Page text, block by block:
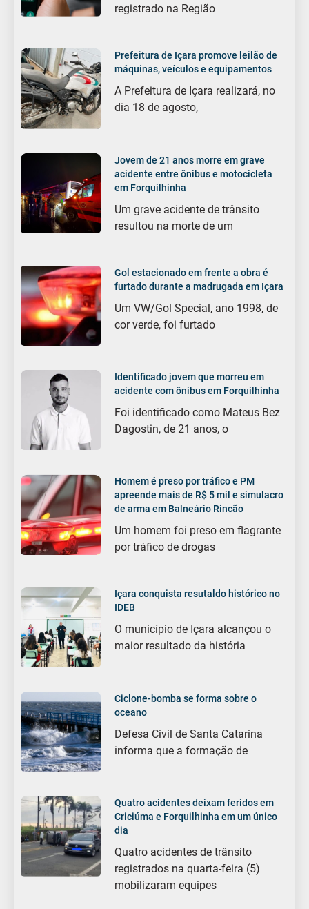
registrado na Região
Prefeitura de Içara promove leilão de
máquinas, veículos e equipamentos
A Prefeitura de Içara realizará, no
dia 18 de agosto,
Jovem de 21 anos morre em grave
acidente entre ônibus e motocicleta
em Forquilhinha
Um grave acidente de trânsito
resultou na morte de um
Gol estacionado em frente a obra é
furtado durante a madrugada em Içara
Um VW/Gol Special, ano 1998, de
cor verde, foi furtado
Identificado jovem que morreu em
acidente com ônibus em Forquilhinha
Foi identificado como Mateus Bez
Dagostin, de 21 anos, o
Homem é preso por tráfico e PM
apreende mais de R$ 5 mil e simulacro
de arma em Balneário Rincão
Um homem foi preso em flagrante
por tráfico de drogas
Içara conquista resutaldo histórico no
IDEB
O município de Içara alcançou o
maior resultado da história
Ciclone-bomba se forma sobre o
oceano
Defesa Civil de Santa Catarina
informa que a formação de
Quatro acidentes deixam feridos em
Criciúma e Forquilhinha em um único
dia
Quatro acidentes de trânsito
registrados na quarta-feira (5)
mobilizaram equipes